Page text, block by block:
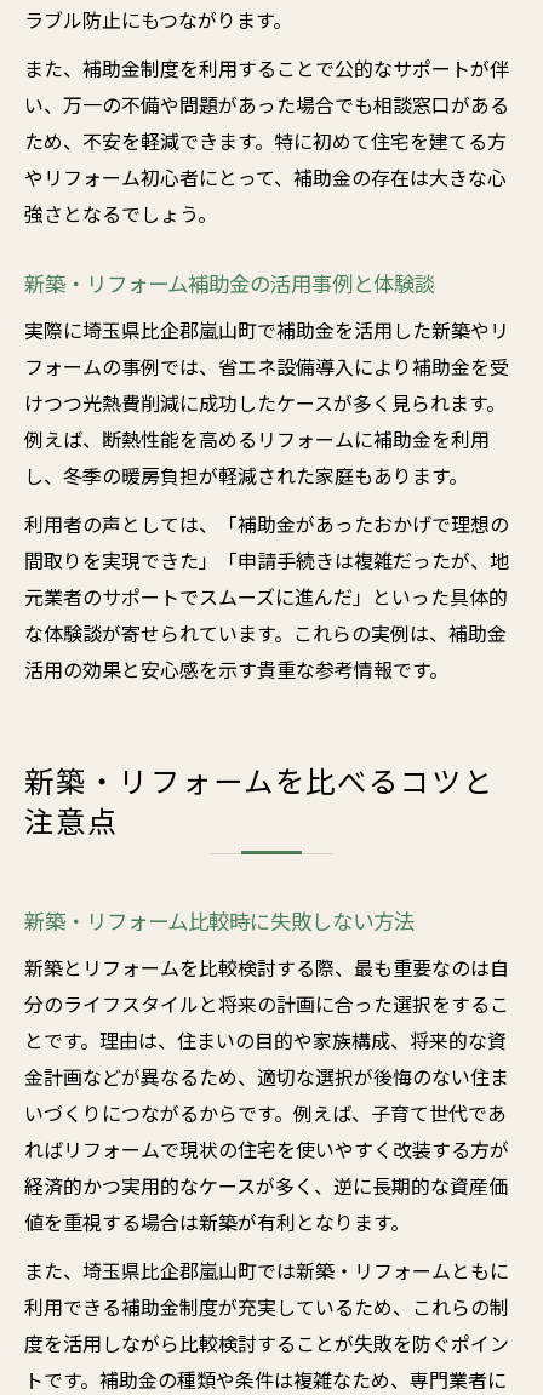
ラブル防止にもつながります。
また、補助金制度を利用することで公的なサポートが伴
い、万一の不備や問題があった場合でも相談窓口がある
ため、不安を軽減できます。特に初めて住宅を建てる方
やリフォーム初心者にとって、補助金の存在は大きな心
強さとなるでしょう。
新築・リフォーム補助金の活用事例と体験談
実際に埼玉県比企郡嵐山町で補助金を活用した新築やリ
フォームの事例では、省エネ設備導入により補助金を受
けつつ光熱費削減に成功したケースが多く見られます。
例えば、断熱性能を高めるリフォームに補助金を利用
し、冬季の暖房負担が軽減された家庭もあります。
利用者の声としては、「補助金があったおかげで理想の
間取りを実現できた」「申請手続きは複雑だったが、地
元業者のサポートでスムーズに進んだ」といった具体的
な体験談が寄せられています。これらの実例は、補助金
活用の効果と安心感を示す貴重な参考情報です。
新築・リフォームを比べるコツと
注意点
新築・リフォーム比較時に失敗しない方法
新築とリフォームを比較検討する際、最も重要なのは自
分のライフスタイルと将来の計画に合った選択をするこ
とです。理由は、住まいの目的や家族構成、将来的な資
金計画などが異なるため、適切な選択が後悔のない住ま
いづくりにつながるからです。例えば、子育て世代であ
ればリフォームで現状の住宅を使いやすく改装する方が
経済的かつ実用的なケースが多く、逆に長期的な資産価
値を重視する場合は新築が有利となります。
また、埼玉県比企郡嵐山町では新築・リフォームともに
利用できる補助金制度が充実しているため、これらの制
度を活用しながら比較検討することが失敗を防ぐポイン
トです。補助金の種類や条件は複雑なため、専門業者に